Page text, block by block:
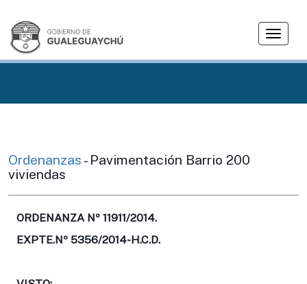
T
g
Ordenanzas - Pavimentación Barrio 200
viviendas
ORDENANZA Nº 11911/2014.
EXPTE.Nº 5356/2014-H.C.D.